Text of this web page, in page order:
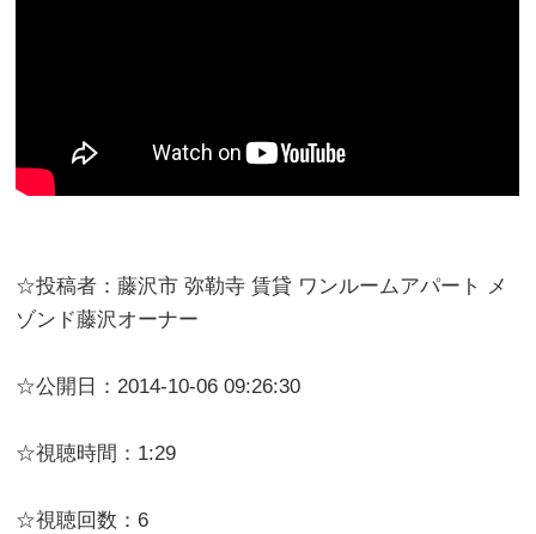
☆投稿者：藤沢市 弥勒寺 賃貸 ワンルームアパート メ
ゾンド藤沢オーナー
☆公開日：2014-10-06 09:26:30
☆視聴時間：1:29
☆視聴回数：6